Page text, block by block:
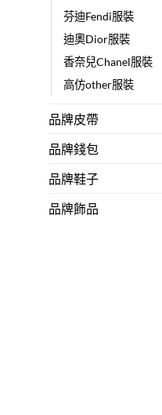
芬迪Fendi服裝
迪奧Dior服裝
香奈兒Chanel服裝
高仿other服裝
品牌皮帶
品牌錢包
品牌鞋子
品牌飾品